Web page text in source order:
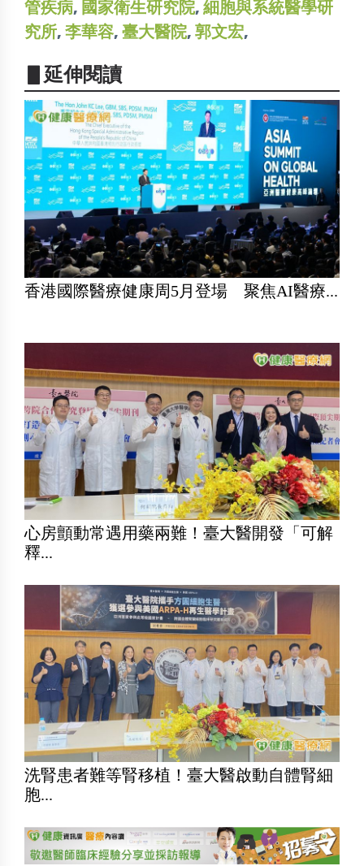
管疾病, 國家衛生研究院, 細胞與系統醫學研
究所, 李華容, 臺大醫院, 郭文宏,
▋延伸閱讀
香港國際醫療健康周5月登場 聚焦AI醫療...
心房顫動常遇用藥兩難！臺大醫開發「可解
釋...
洗腎患者難等腎移植！臺大醫啟動自體腎細
胞...